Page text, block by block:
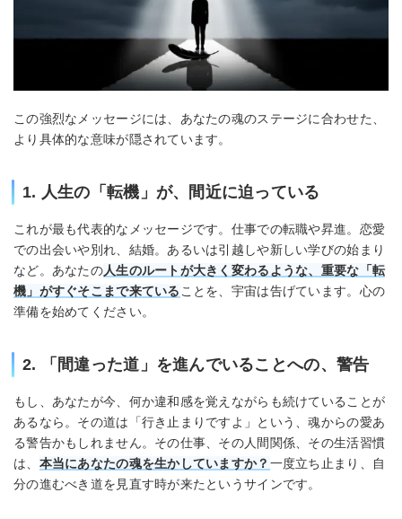
この強烈なメッセージには、あなたの魂のステージに合わせた、
より具体的な意味が隠されています。
1. 人生の「転機」が、間近に迫っている
これが最も代表的なメッセージです。仕事での転職や昇進。恋愛
での出会いや別れ、結婚。あるいは引越しや新しい学びの始まり
など。あなたの人生のルートが大きく変わるような、重要な「転
機」がすぐそこまで来ている ことを、宇宙は告げています。心の
準備を始めてください。
2. 「間違った道」を進んでいることへの、警告
もし、あなたが今、何か違和感を覚えながらも続けていることが
あるなら。その道は「行き止まりですよ」という、魂からの愛あ
る警告かもしれません。その仕事、その人間関係、その生活習慣
は、 本当にあなたの魂を生かしていますか？ 一度立ち止まり、自
分の進むべき道を見直す時が来たというサインです。